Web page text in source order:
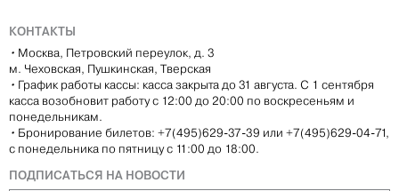
КОНТАКТЫ
• Москва, Петровский переулок, д. 3
м. Чеховская, Пушкинская, Тверская
• График работы кассы: касса закрыта до 31 августа. С 1 сентября
касса возобновит работу с 12:00 до 20:00 по воскресеньям и
понедельникам.
• Бронирование билетов: +7(495)629-37-39 или +7(495)629-04-71,
с понедельника по пятницу с 11:00 до 18:00.
ПОДПИСАТЬСЯ НА НОВОСТИ